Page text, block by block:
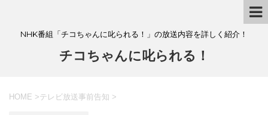
NHK番組「チコちゃんに叱られる！」の放送内容を詳しく紹介！
チコちゃんに叱られる！
HOME >テレビ放送事前告知 >